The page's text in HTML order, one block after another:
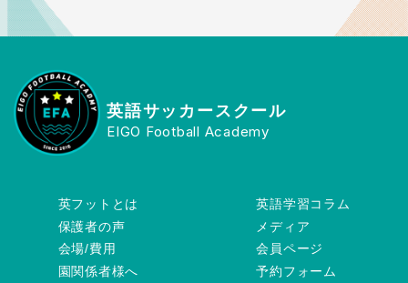
英語サッカースクール
EIGO Football Academy
英フットとは
保護者の声
会場/費用
園関係者様へ
英語学習コラム
メディア
会員ページ
予約フォーム